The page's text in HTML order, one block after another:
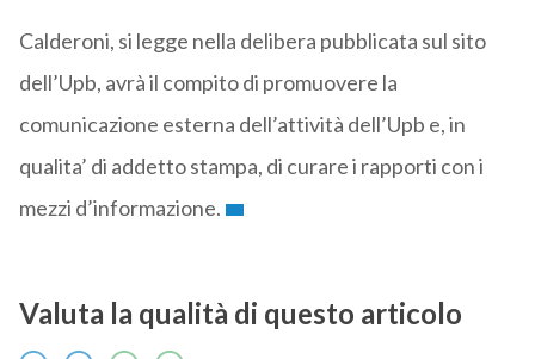
Calderoni, si legge nella delibera pubblicata sul sito
dell’Upb, avrà il compito di promuovere la
comunicazione esterna dell’attività dell’Upb e, in
qualita’ di addetto stampa, di curare i rapporti con i
mezzi d’informazione.
Valuta la qualità di questo articolo